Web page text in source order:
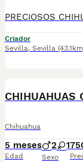
Criador
Sevilla, Sevilla
CHIHUAHUAS
Chihuahua
5 meses
Edad
2 1
Sexo